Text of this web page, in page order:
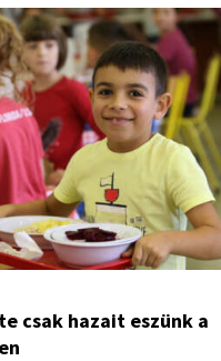
a forgalom.
csak hazait eszünk a